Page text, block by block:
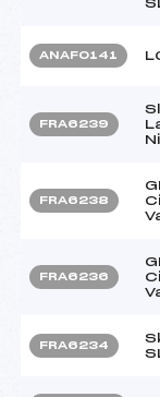
ANAF0141
FRA6239
FRA6238
FRA6236
FRA6234